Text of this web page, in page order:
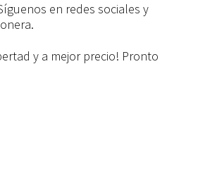
en redes sociales y
y a mejor precio! Pronto